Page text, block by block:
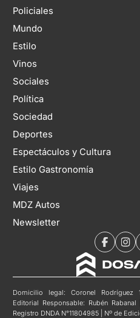
Policiales
Mundo
Estilo
Vinos
Sociales
Política
Sociedad
Deportes
Espectáculos y Cultura
Estilo Gastronomía
Viajes
MDZ Autos
Newsletter
Domicilio legal: Coronel Rodríguez
Editorial Responsable: Rubén
Registro DNDA N°11804985 | Nº de